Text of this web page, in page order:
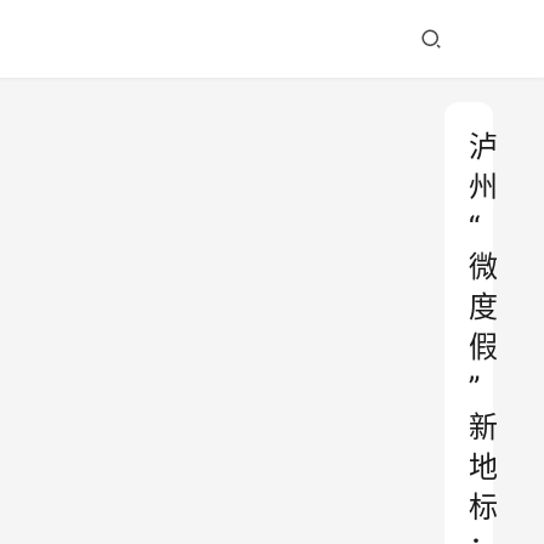
泸
州
“
微
度
假
”
新
地
标